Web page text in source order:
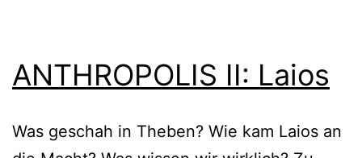
ANTHROPOLIS II: Laios
Was geschah in Theben? Wie kam Laios an